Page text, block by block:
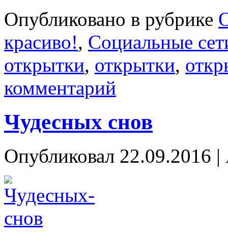
Опубликовано в рубрике
красиво!, Социальные
открытки, открытки,
комментарий
Чудесных снов
Опубликовал 22.09.2016 |